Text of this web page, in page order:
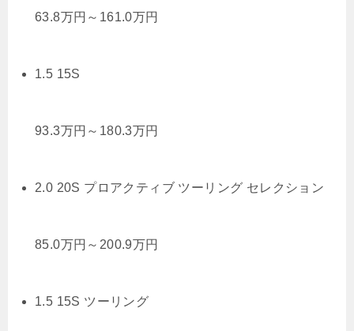
63.8万円 ～ 161.0万円
1.5 15S
93.3万円 ～ 180.3万円
2.0 20S プロアクティブ ツーリング セレクション
85.0万円 ～ 200.9万円
1.5 15S ツーリング